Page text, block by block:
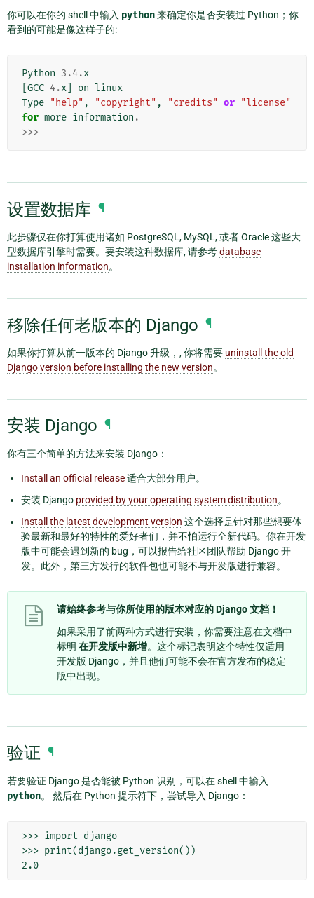
你可以在你的 shell 中输入 python来确定你是否安装过 Python；你
看到的可能是像这样子的:
Python 3.4.x
GCC 4.x on linux
Type "help" , "copyright" , "credits" or "license"
for more information .
>>>
设置数据库 ¶
此步骤仅在你打算使用诸如 PostgreSQL, MySQL, 或者 Oracle 这些大
型数据库引擎时需要。要安装这种数据库, 请参考database
installation information。
移除任何老版本的 Django ¶
如果你打算从前一版本的 Django 升级，, 你将需要 uninstall the old
Django version before installing the new version。
安装 Django ¶
你有三个简单的方法来安装 Django：
Install an official release适合大部分用户。
安装 Django provided by your operating system distribution。
Install the latest development version 这个选择是针对那些想要体
验最新和最好的特性的爱好者们，并不怕运行全新代码。你在开发
版中可能会遇到新的 bug，可以报告给社区团队帮助 Django 开
发。此外，第三方发行的软件包也可能不与开发版进行兼容。
请始终参考与你所使用的版本对应的 Django 文档！
如果采用了前两种方式进行安装，你需要注意在文档中
标明 在开发版中新增。这个标记表明这个特性仅适用
开发版 Django，并且他们可能不会在官方发布的稳定
版中出现。
验证 ¶
若要验证 Django 是否能被 Python 识别，可以在 shell 中输入
python。 然后在 Python 提示符下，尝试导入 Django：
>>> import django
>>> print(django.get_version())